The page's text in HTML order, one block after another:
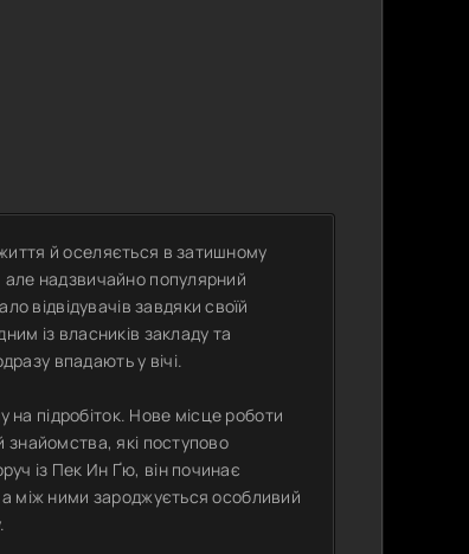
й оселяється в затишному
але надзвичайно популярний
відвідувачів завдяки своїй
із власників закладу та
впадають у вічі.
підробіток. Нове місце роботи
знайомства, які поступово
із Пек Ин Ґю, він починає
а між ними зароджується особливий